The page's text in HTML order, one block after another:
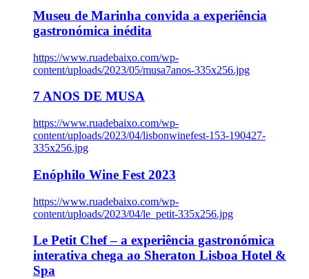
Museu de Marinha convida a experiência
gastronómica inédita
https://www.ruadebaixo.com/wp-
content/uploads/2023/05/musa7anos-335x256.jpg
7 ANOS DE MUSA
https://www.ruadebaixo.com/wp-
content/uploads/2023/04/lisbonwinefest-153-190427-
335x256.jpg
Enóphilo Wine Fest 2023
https://www.ruadebaixo.com/wp-
content/uploads/2023/04/le_petit-335x256.jpg
Le Petit Chef – a experiência gastronómica
interativa chega ao Sheraton Lisboa Hotel &
Spa